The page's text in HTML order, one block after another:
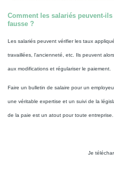
Comment les salariés peuvent-
fausse ?
Les salariés peuvent vérifier les taux
travaillées, l'ancienneté, etc. Ils peuvent
aux modifications et régulariser le paiement.
Faire un bulletin de salaire pour un
une véritable expertise et un suivi de la
de la paie est un atout pour toute entreprise.
Je